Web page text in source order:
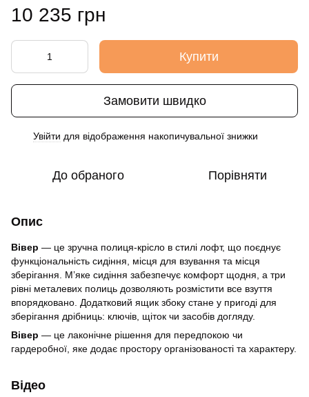
10 235 грн
Купити
Замовити швидко
Увійти для відображення накопичувальної знижки
До обраного Порівняти
Опис
Вівер — це зручна полиця-крісло в стилі лофт, що поєднує
функціональність сидіння, місця для взування та місця
зберігання. М’яке сидіння забезпечує комфорт щодня, а три
рівні металевих полиць дозволяють розмістити все взуття
впорядковано. Додатковий ящик збоку стане у пригоді для
зберігання дрібниць: ключів, щіток чи засобів догляду.
Вівер — це лаконічне рішення для передпокою чи
гардеробної, яке додає простору організованості та характеру.
Відео